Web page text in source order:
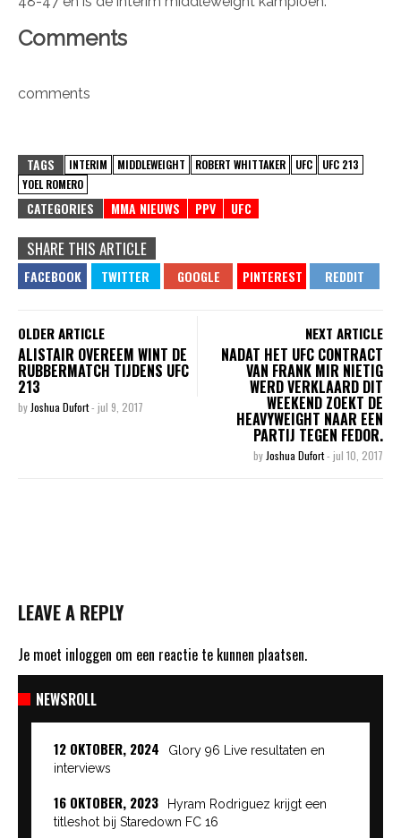
Comments
comments
TAGS INTERIM MIDDLEWEIGHT ROBERT WHITTAKER UFC
UFC 213
YOEL ROMERO
CATEGORIES MMA NIEUWS PPV UFC
SHARE THIS ARTICLE
OLDER ARTICLE
ALISTAIR OVEREEM WINT DE
RUBBERMATCH TIJDENS UFC
213
by Joshua Dufort- jul 9, 2017
NEXT ARTICLE
NADAT HET UFC CONTRACT
VAN FRANK MIR NIETIG
WERD VERKLAARD DIT
WEEKEND ZOEKT DE
HEAVYWEIGHT NAAR EEN
PARTIJ TEGEN FEDOR.
by Joshua Dufort- jul 10, 2017
LEAVE A REPLY
Je moet inloggen om een reactie te kunnen plaatsen.
NEWSROLL
12 OKTOBER, 2024
Glory 96 Live resultaten en
interviews
16 OKTOBER, 2023
Hyram Rodriguez krijgt een
titleshot bij Staredown FC 16